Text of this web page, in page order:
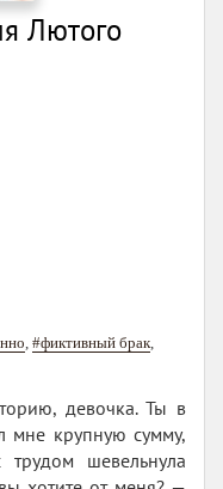
Лютого
#фиктивный брак
девочка. Ты в
мне крупную сумму,
шевельнула